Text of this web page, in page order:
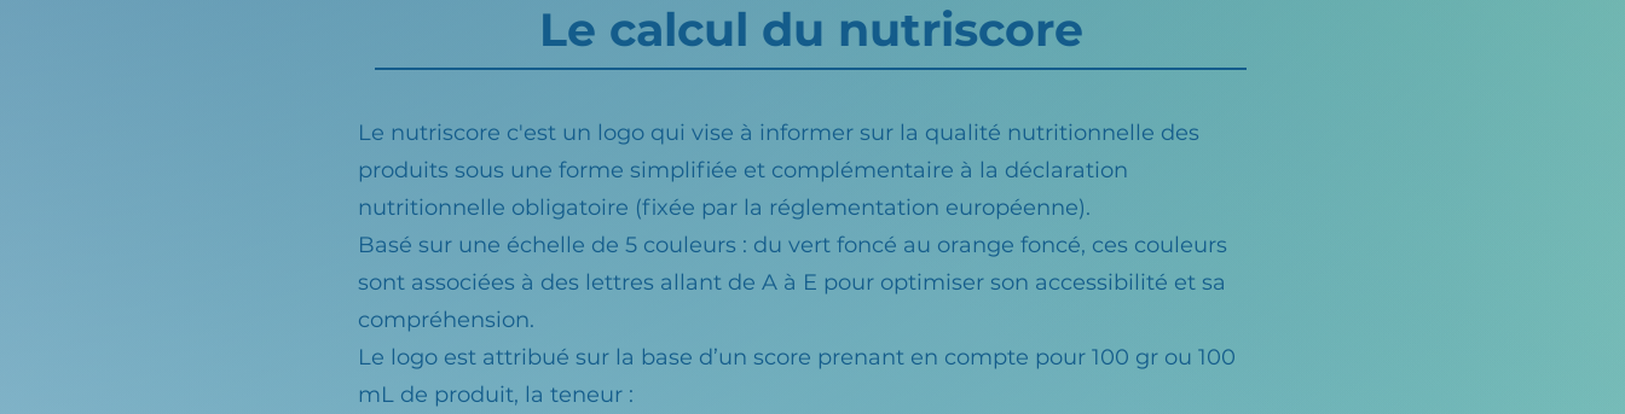
Le calcul du nutriscore
Le nutriscore c'est un logo qui vise à informer sur la qualité nutritionnelle des
produits sous une forme simplifiée et complémentaire à la déclaration
nutritionnelle obligatoire (fixée par la réglementation européenne).
Basé sur une échelle de 5 couleurs : du vert foncé au orange foncé, ces couleurs
sont associées à des lettres allant de A à E pour optimiser son accessibilité et sa
compréhension.
Le logo est attribué sur la base d’un score prenant en compte pour 100 gr ou 100
mL de produit, la teneur :